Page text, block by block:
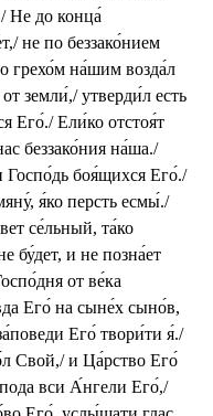
Не до конца́
не по беззако́нием
грехо́м на́шим возда́л
земли́,/ утверди́л есть
Его́./ Ели́ко отстоя́т
беззако́ния на́ша./
боя́щихся Его́./
я́ко персть есмы́./
се́льный, та́ко
бу́дет, и не позна́ет
от ве́ка
Его́ на сыне́х сыно́в,
Его́ твори́ти я́./
Свой,/ и Ца́рство Его́
вси А́нгели Его́,/